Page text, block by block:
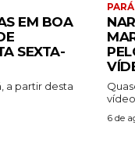
EM BOA
SEXTA-
a partir desta
PARÁ
6 de